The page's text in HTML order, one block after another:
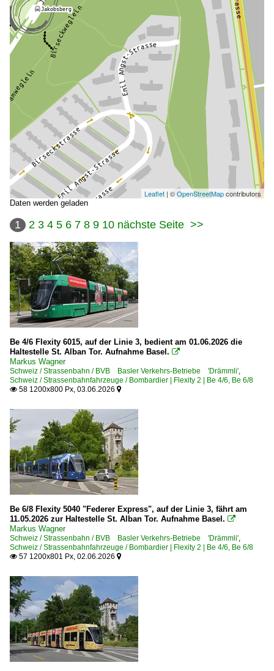
Leaflet | ©OpenStreetMapcontributors
Daten werden geladen
1 2 3 4 5 6 7 8 9 10 nächste Seite >>
Be 4/6 Flexity 6015, auf der Linie 3, bedient am 01.06.2026 die
Haltestelle St. Alban Tor. Aufnahme Basel. 
Markus Wagner
Schweiz / Strassenbahn / BVB Basler Verkehrs-Betriebe 'Drämmli',
Schweiz / Strassenbahnfahrzeuge / Bombardier | Flexity 2 | Be 4/6, Be 6/8
 58 1200x800 Px, 03.06.2026 
Be 6/8 Flexity 5040 "Federer Express", auf der Linie 3, fährt am
11.05.2026 zur Haltestelle St. Alban Tor. Aufnahme Basel. 
Markus Wagner
Schweiz / Strassenbahn / BVB Basler Verkehrs-Betriebe 'Drämmli',
Schweiz / Strassenbahnfahrzeuge / Bombardier | Flexity 2 | Be 4/6, Be 6/8
 57 1200x801 Px, 02.06.2026 